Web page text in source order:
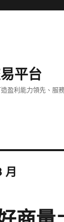
平台
盈利能力領先、服